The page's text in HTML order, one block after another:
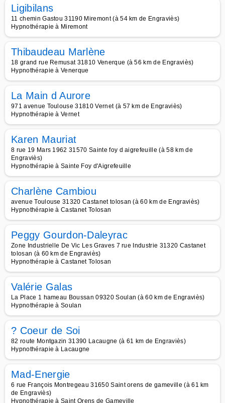
Ligibilans
11 chemin Gastou 31190 Miremont (à 54 km de Engraviès)
Hypnothérapie à Miremont
Thibaudeau Marlène
18 grand rue Remusat 31810 Venerque (à 56 km de Engraviès)
Hypnothérapie à Venerque
La Main d Aurore
971 avenue Toulouse 31810 Vernet (à 57 km de Engraviès)
Hypnothérapie à Vernet
Karen Mauriat
8 rue 19 Mars 1962 31570 Sainte foy d aigrefeuille (à 58 km de
Engraviès)
Hypnothérapie à Sainte Foy d'Aigrefeuille
Charlène Cambiou
avenue Toulouse 31320 Castanet tolosan (à 60 km de Engraviès)
Hypnothérapie à Castanet Tolosan
Peggy Gourdon-Daleyrac
Zone Industrielle De Vic Les Graves 7 rue Industrie 31320 Castanet
tolosan (à 60 km de Engraviès)
Hypnothérapie à Castanet Tolosan
Valérie Galas
La Place 1 hameau Boussan 09320 Soulan (à 60 km de Engraviès)
Hypnothérapie à Soulan
? Coeur de Soi
82 route Montgazin 31390 Lacaugne (à 61 km de Engraviès)
Hypnothérapie à Lacaugne
Mad-Energie
6 rue François Montregeau 31650 Saint orens de gameville (à 61 km
de Engraviès)
Hypnothérapie à Saint Orens de Gameville